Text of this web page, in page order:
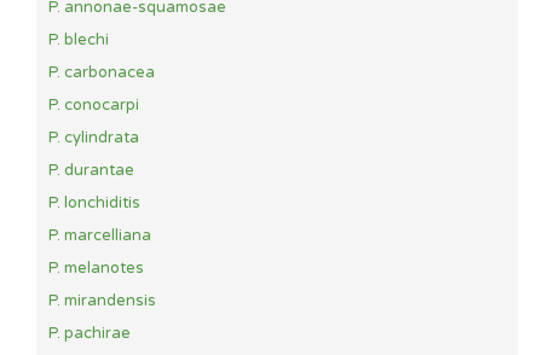
P. annonae-squamosae
P. blechi
P. carbonacea
P. conocarpi
P. cylindrata
P. durantae
P. lonchiditis
P. marcelliana
P. melanotes
P. mirandensis
P. pachirae